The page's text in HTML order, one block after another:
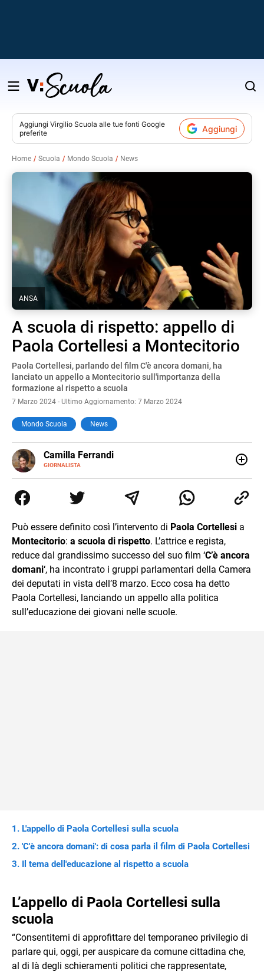
Salta
contenuto
Aggiungi Virgilio Scuola alle tue fonti Google
preferite
Aggiungi
Home Scuola Mondo Scuola News
ANSA
A scuola di rispetto: appello di
Paola Cortellesi a Montecitorio
Paola Cortellesi, parlando del film C'è ancora domani, ha
lanciato un appello a Montecitorio sull'importanza della
formazione al rispetto a scuola
7 Marzo 2024 - Ultimo Aggiornamento: 7 Marzo 2024
Mondo Scuola News
Camilla Ferrandi
GIORNALISTA
E-
MAIL
LINKEDIN
di trasformare la passione per la scrittura in un lavoro, e
da lì non mi sono più fermata. L’attualità è il mio pane
mente.
Può essere definito così l’intervento di Paola Cortellesi a
Montecitorio: a scuola di rispetto. L’attrice e regista,
reduce dal grandissimo successo del suo film ‘C’è ancora
domani‘, ha incontrato i gruppi parlamentari della Camera
dei deputati in vista dell’8 marzo. Ecco cosa ha detto
Paola Cortellesi, lanciando un appello alla politica
sull’educazione dei giovani nelle scuole.
L'appello di Paola Cortellesi sulla scuola
'C'è ancora domani': di cosa parla il film di Paola Cortellesi
Il tema dell'educazione al rispetto a scuola
L’appello di Paola Cortellesi sulla
scuola
“Consentitemi di approfittare del temporaneo privilegio di
parlare qui, oggi, per auspicare da comune cittadina che,
al di là degli schieramenti politici che rappresentate,